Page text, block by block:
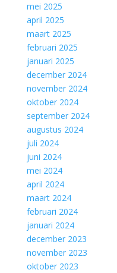
mei 2025
april 2025
maart 2025
februari 2025
januari 2025
december 2024
november 2024
oktober 2024
september 2024
augustus 2024
juli 2024
juni 2024
mei 2024
april 2024
maart 2024
februari 2024
januari 2024
december 2023
november 2023
oktober 2023